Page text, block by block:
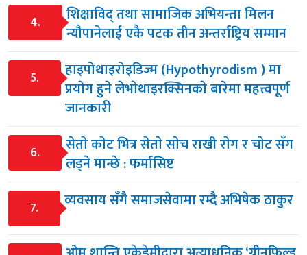
4.
शिक्षाविद् तथा सामाजिक अभियन्ता मिलन
न्यौपानेलाई एकै पटक तीन अन्तर्राष्ट्रिय सम्मान
5.
हाइपोथाइरोइडिज्म (Hypothyrodism ) मा
प्रयाेग हुने लेभाेथाइरक्सिनकाे बारेमा महत्त्वपूर्ण
जानकारी
6.
सेताे काेट भित्र सेताे साेच राखी राेग र चाेट सँग
लड्ने मान्छे : फर्मासिष्ट
7. व्यवसाय सँगै समाजसेवामा रम्दै अभिषेक ठाकुर